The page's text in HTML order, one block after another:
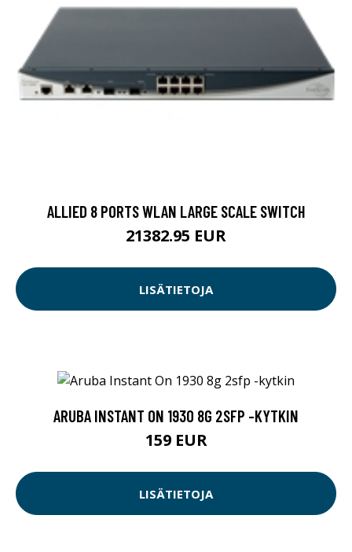
ALLIED 8 PORTS WLAN LARGE SCALE SWITCH
21382.95 EUR
LISÄTIETOJA
ARUBA INSTANT ON 1930 8G 2SFP -KYTKIN
159 EUR
LISÄTIETOJA